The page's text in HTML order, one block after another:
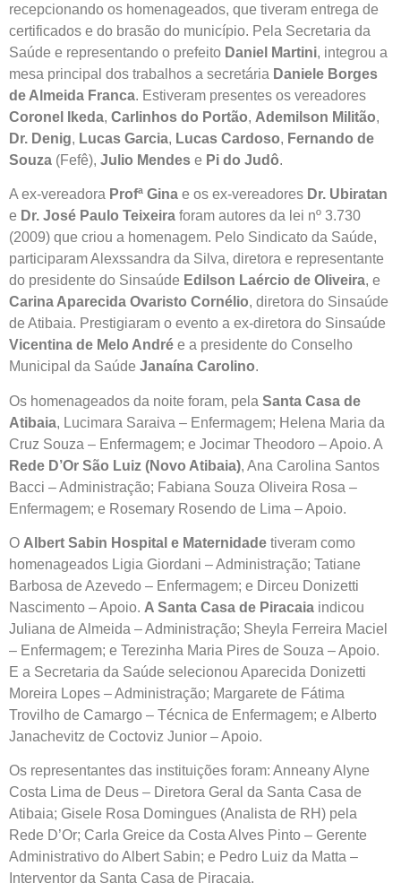
recepcionando os homenageados, que tiveram entrega de
certificados e do brasão do município. Pela Secretaria da
Saúde e representando o prefeito Daniel Martini, integrou a
mesa principal dos trabalhos a secretária Daniele Borges
de Almeida Franca. Estiveram presentes os vereadores
Coronel Ikeda, Carlinhos do Portão, Ademilson Militão,
Dr. Denig, Lucas Garcia, Lucas Cardoso, Fernando de
Souza (Fefê), Julio Mendes e Pi do Judô.
A ex-vereadora Profª Gina e os ex-vereadores Dr. Ubiratan
e Dr. José Paulo Teixeira foram autores da lei nº 3.730
(2009) que criou a homenagem. Pelo Sindicato da Saúde,
participaram Alexssandra da Silva, diretora e representante
do presidente do Sinsaúde Edilson Laércio de Oliveira, e
Carina Aparecida Ovaristo Cornélio, diretora do Sinsaúde
de Atibaia. Prestigiaram o evento a ex-diretora do Sinsaúde
Vicentina de Melo André e a presidente do Conselho
Municipal da Saúde Janaína Carolino.
Os homenageados da noite foram, pela Santa Casa de
Atibaia, Lucimara Saraiva – Enfermagem; Helena Maria da
Cruz Souza – Enfermagem; e Jocimar Theodoro – Apoio. A
Rede D’Or São Luiz (Novo Atibaia), Ana Carolina Santos
Bacci – Administração; Fabiana Souza Oliveira Rosa –
Enfermagem; e Rosemary Rosendo de Lima – Apoio.
O Albert Sabin Hospital e Maternidade tiveram como
homenageados Ligia Giordani – Administração; Tatiane
Barbosa de Azevedo – Enfermagem; e Dirceu Donizetti
Nascimento – Apoio. A Santa Casa de Piracaia indicou
Juliana de Almeida – Administração; Sheyla Ferreira Maciel
– Enfermagem; e Terezinha Maria Pires de Souza – Apoio.
E a Secretaria da Saúde selecionou Aparecida Donizetti
Moreira Lopes – Administração; Margarete de Fátima
Trovilho de Camargo – Técnica de Enfermagem; e Alberto
Janachevitz de Coctoviz Junior – Apoio.
Os representantes das instituições foram: Anneany Alyne
Costa Lima de Deus – Diretora Geral da Santa Casa de
Atibaia; Gisele Rosa Domingues (Analista de RH) pela
Rede D’Or; Carla Greice da Costa Alves Pinto – Gerente
Administrativo do Albert Sabin; e Pedro Luiz da Matta –
Interventor da Santa Casa de Piracaia.